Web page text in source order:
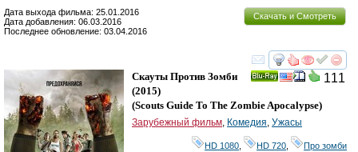
Скачать и Смотреть
Дата выхода фильма: 25.01.2016
Дата добавления: 06.03.2016
Последнее обновление: 03.04.2016
смотреть
111
Скауты Против Зомби
(2015)
(Scouts Guide To The Zombie Apocalypse)
Зарубежный фильм, Комедия, Ужасы
HD 1080 HD 720 Про зомби